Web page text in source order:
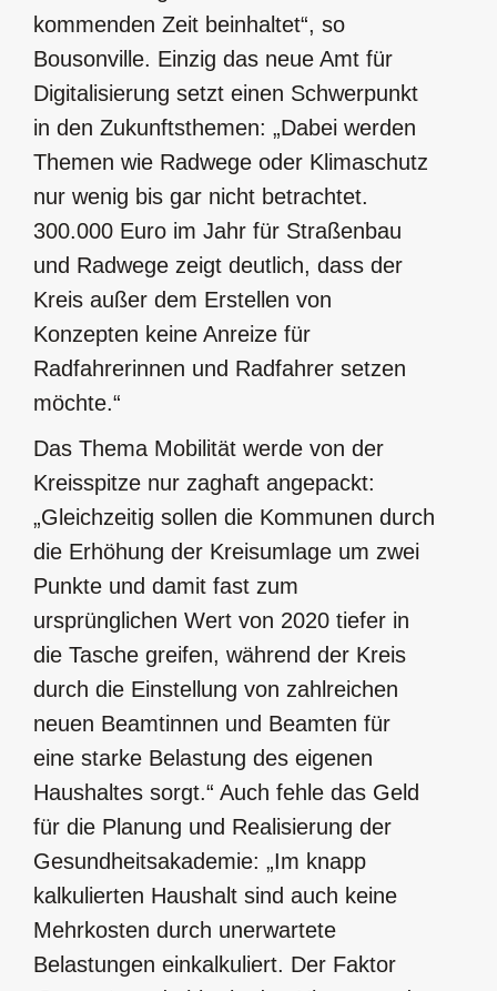
kommenden Zeit beinhaltet“, so
Bousonville. Einzig das neue Amt für
Digitalisierung setzt einen Schwerpunkt
in den Zukunftsthemen: „Dabei werden
Themen wie Radwege oder Klimaschutz
nur wenig bis gar nicht betrachtet.
300.000 Euro im Jahr für Straßenbau
und Radwege zeigt deutlich, dass der
Kreis außer dem Erstellen von
Konzepten keine Anreize für
Radfahrerinnen und Radfahrer setzen
möchte.“
Das Thema Mobilität werde von der
Kreisspitze nur zaghaft angepackt:
„Gleichzeitig sollen die Kommunen durch
die Erhöhung der Kreisumlage um zwei
Punkte und damit fast zum
ursprünglichen Wert von 2020 tiefer in
die Tasche greifen, während der Kreis
durch die Einstellung von zahlreichen
neuen Beamtinnen und Beamten für
eine starke Belastung des eigenen
Haushaltes sorgt.“ Auch fehle das Geld
für die Planung und Realisierung der
Gesundheitsakademie: „Im knapp
kalkulierten Haushalt sind auch keine
Mehrkosten durch unerwartete
Belastungen einkalkuliert. Der Faktor